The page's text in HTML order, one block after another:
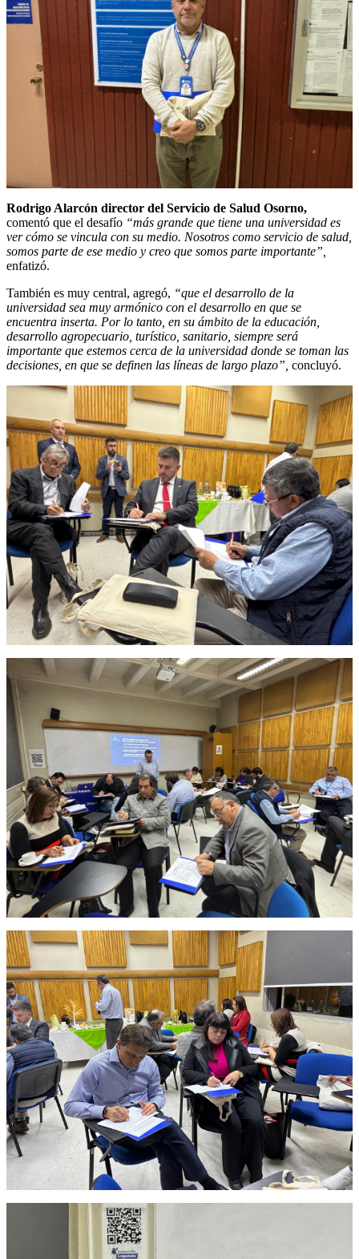
Rodrigo Alarcón director del Servicio de Salud Osorno,
comentó que el desafío “más grande que tiene una universidad es
ver cómo se vincula con su medio. Nosotros como servicio de salud,
somos parte de ese medio y creo que somos parte importante”,
enfatizó.
También es muy central, agregó, “que el desarrollo de la
universidad sea muy armónico con el desarrollo en que se
encuentra inserta. Por lo tanto, en su ámbito de la educación,
desarrollo agropecuario, turístico, sanitario, siempre será
importante que estemos cerca de la universidad donde se toman las
decisiones, en que se definen las líneas de largo plazo”, concluyó.